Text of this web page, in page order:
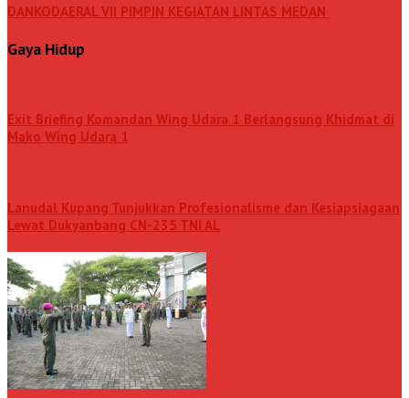
DANKODAERAL VII PIMPIN KEGIATAN LINTAS MEDAN
Gaya Hidup
Exit Briefing Komandan Wing Udara 1 Berlangsung Khidmat di
Mako Wing Udara 1
Lanudal Kupang Tunjukkan Profesionalisme dan Kesiapsiagaan
Lewat Dukyanbang CN-235 TNI AL